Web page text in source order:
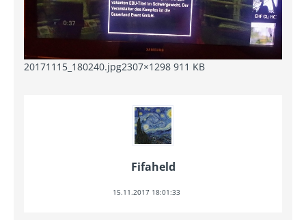
20171115_180240.jpg2307×1298 911 KB
Fifaheld
15.11.2017 18:01:33